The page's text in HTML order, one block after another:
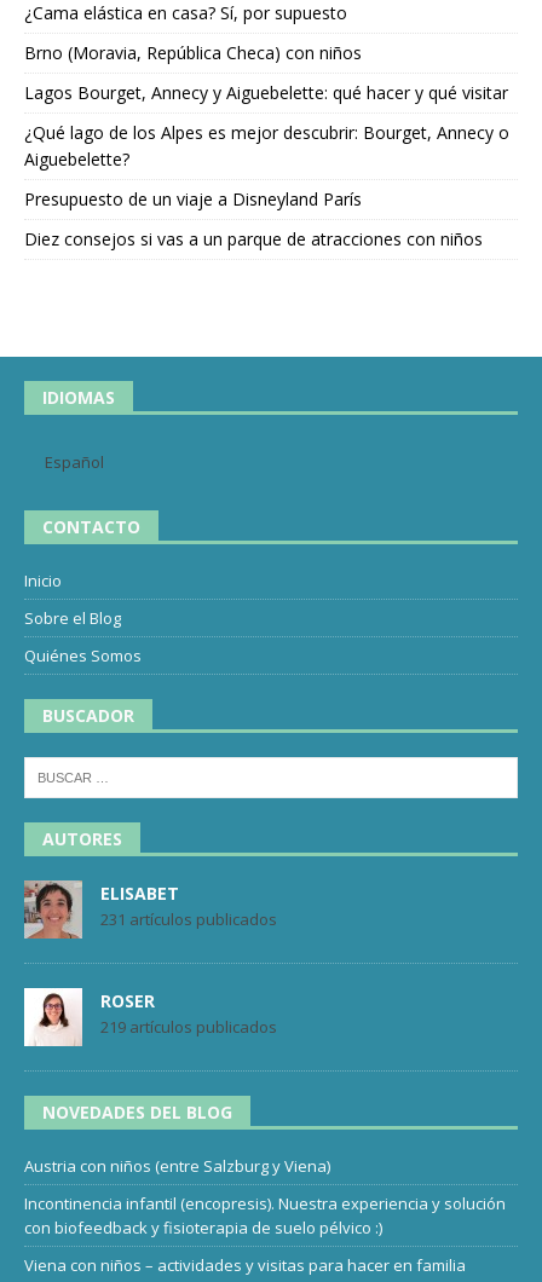
¿Cama elástica en casa? Sí, por supuesto
Brno (Moravia, República Checa) con niños
Lagos Bourget, Annecy y Aiguebelette: qué hacer y qué visitar
¿Qué lago de los Alpes es mejor descubrir: Bourget, Annecy o
Aiguebelette?
Presupuesto de un viaje a Disneyland París
Diez consejos si vas a un parque de atracciones con niños
IDIOMAS
Español
CONTACTO
Inicio
Sobre el Blog
Quiénes Somos
BUSCADOR
AUTORES
ELISABET
231 artículos publicados
ROSER
219 artículos publicados
NOVEDADES DEL BLOG
Austria con niños (entre Salzburg y Viena)
Incontinencia infantil (encopresis). Nuestra experiencia y solución
con biofeedback y fisioterapia de suelo pélvico :)
Viena con niños – actividades y visitas para hacer en familia